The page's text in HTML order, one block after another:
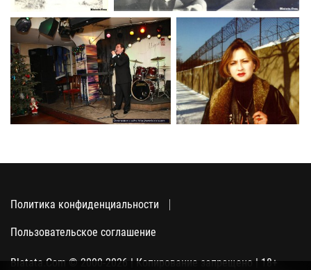
Политика конфиденциальности
Пользовательское соглашение
Blatata.Com © 2000-2026 | Копирование запрещено | 18+